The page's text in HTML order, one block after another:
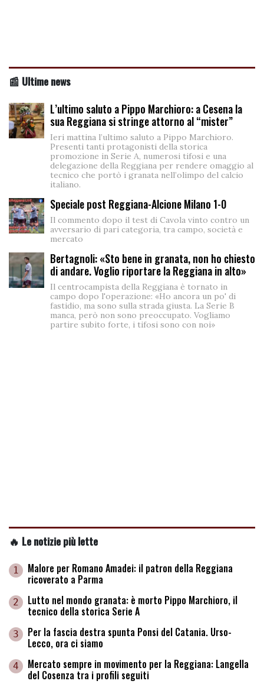
📰 Ultime news
L’ultimo saluto a Pippo Marchioro: a Cesena la
sua Reggiana si stringe attorno al “mister”
Ieri mattina l’ultimo saluto a Pippo Marchioro.
Presenti tanti protagonisti della storica
promozione in Serie A, numerosi tifosi e una
delegazione della Reggiana per rendere omaggio al
tecnico che portò i granata nell’olimpo del calcio
italiano.
Speciale post Reggiana-Alcione Milano 1-0
Il commento dopo il test di Cavola vinto contro un
avversario di pari categoria, tra campo, società e
mercato
Bertagnoli: «Sto bene in granata, non ho chiesto
di andare. Voglio riportare la Reggiana in alto»
Il centrocampista della Reggiana è tornato in
campo dopo l'operazione: «Ho ancora un po' di
fastidio, ma sono sulla strada giusta. La Serie B
manca, però non sono preoccupato. Vogliamo
partire subito forte, i tifosi sono con noi»
🔥 Le notizie più lette
1 Malore per Romano Amadei: il patron della Reggiana
ricoverato a Parma
2 Lutto nel mondo granata: è morto Pippo Marchioro, il
tecnico della storica Serie A
3 Per la fascia destra spunta Ponsi del Catania. Urso-
Lecco, ora ci siamo
4 Mercato sempre in movimento per la Reggiana: Langella
del Cosenza tra i profili seguiti